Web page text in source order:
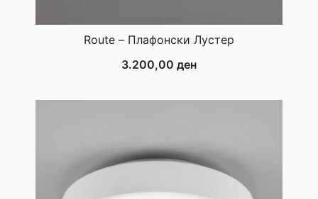
Route – Плафонски Лустер
3.200,00 ден